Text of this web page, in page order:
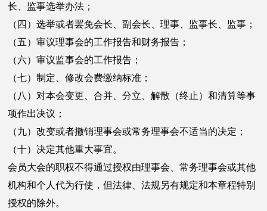
长、监事选举办法；
（四）选举或者罢免会长、副会长、理事、监事长、监事；
（五）审议理事会的工作报告和财务报告；
（六）审议监事会的工作报告；
（七）制定、修改会费缴纳标准；
（八）对本会变更、合并、分立、解散（终止）和清算等事
项作出决议；
（九）改变或者撤销理事会或常务理事会不适当的决定；
（十）决定其他重大事宜。
会员大会的职权不得通过授权由理事会、常务理事会或其他
机构和个人代为行使，但法律、法规另有规定和本章程特别
授权的除外。